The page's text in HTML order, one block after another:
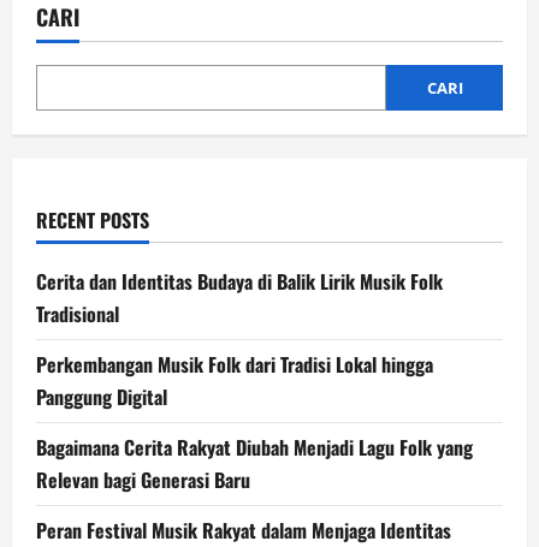
Seni
Budaya
Terpopuler
CARI
CARI
RECENT POSTS
Cerita dan Identitas Budaya di Balik Lirik Musik Folk
Tradisional
Perkembangan Musik Folk dari Tradisi Lokal hingga
Panggung Digital
Bagaimana Cerita Rakyat Diubah Menjadi Lagu Folk yang
Relevan bagi Generasi Baru
Peran Festival Musik Rakyat dalam Menjaga Identitas